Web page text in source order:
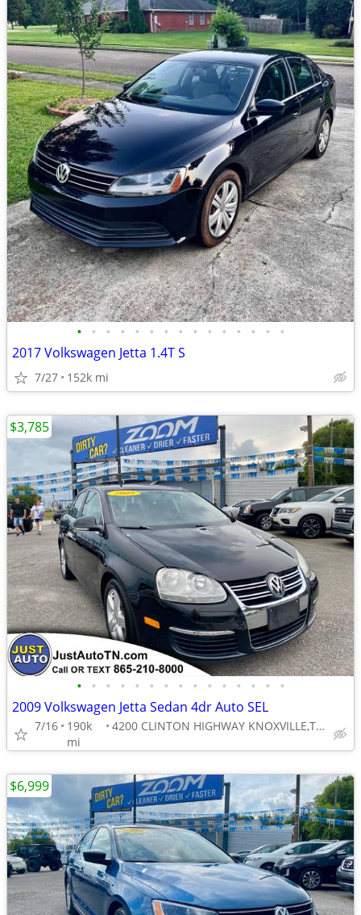
• • • • • • • • • • • • • • •
2017 Volkswagen Jetta 1.4T S
7/27 152k mi
• • • • • • • • • • • • • • •
2009 Volkswagen Jetta Sedan 4dr Auto SEL
7/16
190k
mi
4200 CLINTON HIGHWAY KNOXVILLE,TN 37912
$3,785
$6,999